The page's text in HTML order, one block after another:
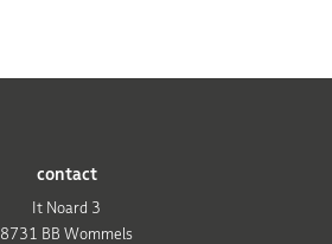
contact
It Noard 3
8731 BB Wommels